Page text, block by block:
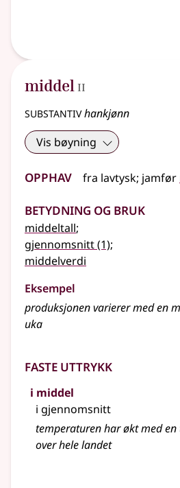
middel 2
II
substantivhankjønn
Vis bøyning
Opphav fra lavtysk; jamfør
Betydning og bruk
middeltall;
gjennomsnitt(1);
middelverdi
Eksempel
produksjonen varierer med en
uka
Faste uttrykk
i middel
i gjennomsnitt
temperaturen har økt med
over hele landet